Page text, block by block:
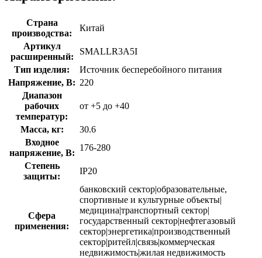
Страна
производства:
Китай
Артикул
расширенный:
SMALLR3A5I
Тип изделия:
Источник бесперебойного питания
Напряжение, В: 220
Диапазон
рабочих
температур:
от +5 до +40
Масса, кг:
30.6
Входное
напряжение, В:
176-280
Степень
защиты:
IP20
Сфера
применения:
банковский сектор|образовательные,
спортивные и культурные объекты|
медицина|транспортный сектор|
государственный сектор|нефтегазовый
сектор|энергетика|производственный
сектор|ритейл|связь|коммерческая
недвижимость|жилая недвижимость